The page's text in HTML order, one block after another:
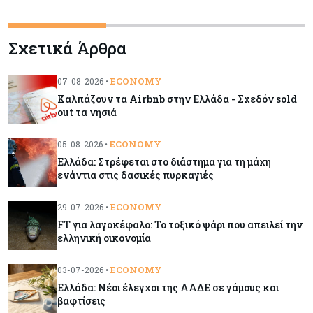
Tech 09-08-2026
Τεχνητή νοημοσύνη: Αλλάζει τα δεδομένα στην
επικοινωνία – Μια επικίνδυνη «τελειότητα»
Κόσμος 09-08-2026
Ορμούζ: Το Ιράν «φρενάρει» το άνοιγμα των
Κύπρος
σύνδεση Κύπρου - Ελλάδας
Golden Fleet: Τα νέα θωρηκτά του Τραμπ που
προκαλούν αντιδράσεις και ο λογαριασμός –
μαμούθ
Σχετικά Άρθρα
07-08-2026 • ECONOMY
Καλπάζουν τα Airbnb στην Ελλάδα - Σχεδόν sold
out τα νησιά
05-08-2026 • ECONOMY
Ελλάδα: Στρέφεται στο διάστημα για τη μάχη
ενάντια στις δασικές πυρκαγιές
29-07-2026 • ECONOMY
FT για λαγοκέφαλο: Το τοξικό ψάρι που απειλεί την
ελληνική οικονομία
03-07-2026 • ECONOMY
Ελλάδα: Νέοι έλεγχοι της ΑΑΔΕ σε γάμους και
βαφτίσεις